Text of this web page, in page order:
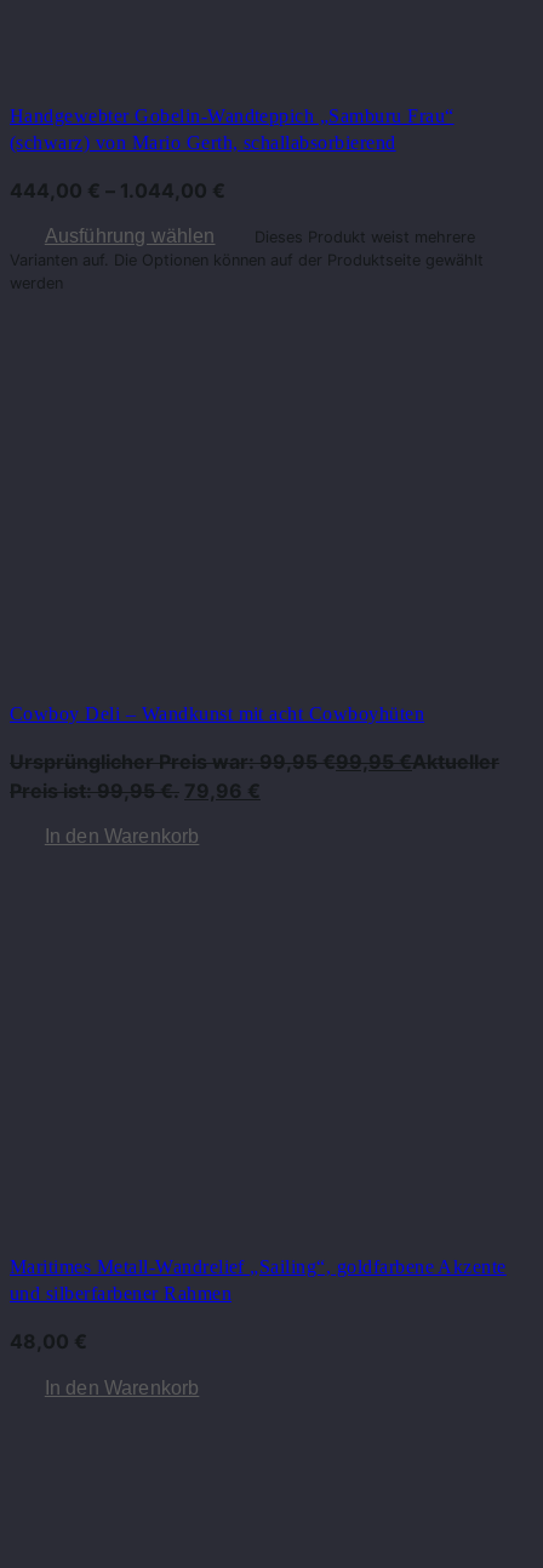
Handgewebter Gobelin-Wandteppich „Samburu Frau“
(schwarz) von Mario Gerth, schallabsorbierend
444,00 € – 1.044,00 €
Ausführung wählen
Dieses Produkt weist mehrere
Varianten auf. Die Optionen können auf der Produktseite gewählt
werden
Cowboy Deli – Wandkunst mit acht Cowboyhüten
Ursprünglicher Preis war: 99,95 €99,95€Aktueller
Preis ist: 99,95 €. 79,96 €
In den Warenkorb
Maritimes Metall-Wandrelief „Sailing“, goldfarbene Akzente
und silberfarbener Rahmen
48,00 €
In den Warenkorb